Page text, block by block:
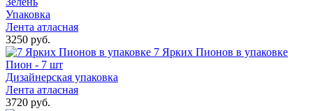
Упаковка
Лента атласная
3250 руб.
7 Ярких Пионов в упаковке
Пион - 7 шт
Дизайнерская упаковка
Лента атласная
3720 руб.